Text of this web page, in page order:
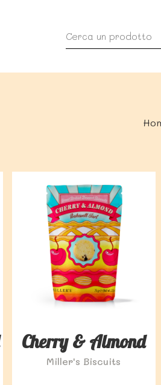
Cherry & Almond
Miller's Biscuits